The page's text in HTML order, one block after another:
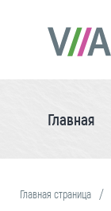
Главная
Главная страница